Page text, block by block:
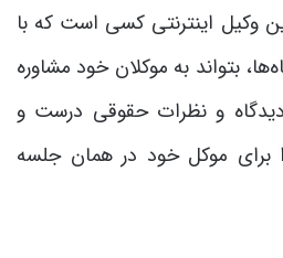
وکیل اینترنتی کسی است که با
بتواند به موکلان خود مشاوره
و نظرات حقوقی درست و
برای موکل خود در همان جلسه